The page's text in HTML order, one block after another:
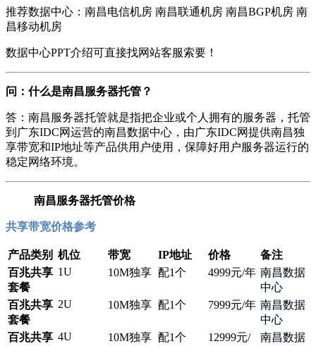
推荐数据中心：南昌电信机房 南昌联通机房 南昌BGP机房 南
昌移动机房
数据中心PPT介绍可直接找网站客服索要！
问：什么是南昌服务器托管？
答：南昌服务器托管就是指把企业或个人拥有的服务器，托管
到广东IDC网运营的南昌数据中心，由广东IDC网提供南昌独
享带宽和IP地址等产品供用户使用，保障好用户服务器运行的
稳定网络环境。
南昌服务器托管价格
共享带宽价格参考
产品类别 机位 带宽 IP地址 价格
备注
百兆共享
套餐
1U 10M独享 配1个 4999元/年 南昌数据
中心
百兆共享
套餐
2U 10M独享 配1个 7999元/年 南昌数据
中心
百兆共享 4U 10M独享 配1个 12999元/
南昌数据